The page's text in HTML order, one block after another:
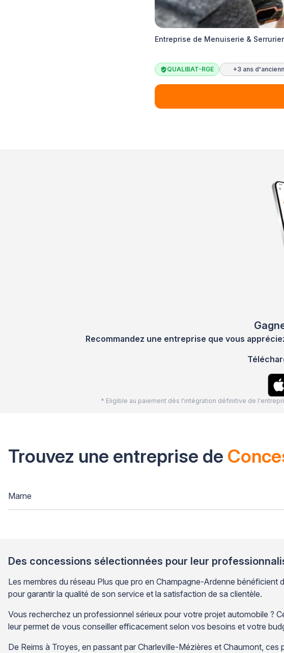
Entreprise de Menuiserie &
QUALIBAT-RGE +3 ans
Recommandez une entreprise que vous
* Eligible au paiement dès l'intégration définitive de
Trouvez une entreprise de
Marne
Des concessions sélectionnées pour leur
Les membres du réseau Plus que pro en Champagne-Ardenne bénéficient
pour garantir la qualité de son service et la satisfaction de sa clientèle.
Vous recherchez un professionnel sérieux pour votre projet automobile ?
leur permet de vous conseiller efficacement selon vos besoins et votre
De Reims à Troyes, en passant par Charleville-Mézières et Chaumont,